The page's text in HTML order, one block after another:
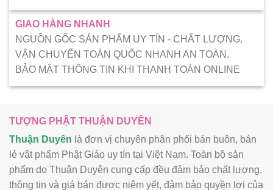
GIAO HÀNG NHANH
NGUỒN GỐC SẢN PHẨM UY TÍN - CHẤT LƯỢNG.
VẬN CHUYỂN TOÀN QUỐC NHANH AN TOÀN.
BẢO MẬT THÔNG TIN KHI THANH TOÁN ONLINE
TƯỢNG PHẬT THUẬN DUYÊN
Thuận Duyên là đơn vị chuyên phân phối bán buôn, bán
lẻ vật phẩm Phật Giáo uy tín tại Việt Nam. Toàn bộ sản
phẩm do Thuận Duyên cung cấp đều đảm bảo chất lượng,
thông tin và giá bán được niêm yết, đảm bảo quyền lợi của